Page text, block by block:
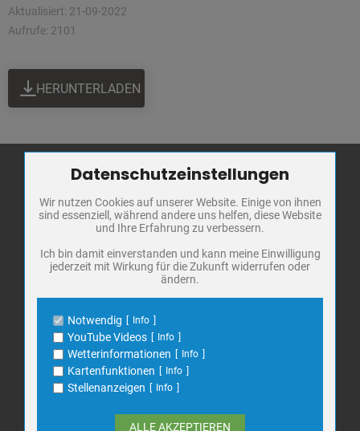
Aktualisiert: 21-09-2022
Aufrufe: 2101
HERUNTERLADEN
Stadt Bad
Frankenhausen
Markt 1
06567 Bad Frankenhausen
Telefon: 034671 7 20 0
E-Mail:info@bad-frankenhausen.de
Search
for:
Zum Betrieb der Seite notwendige Cookies / Drittanbieter:
Name
PHP Session Cookie
Anbieter
Eigentümer dieser Website
Schutz
Cookie Name
PHPSESSID, fe_typo_user
Name
Cookiespeicherung Entscheidungscookie
Anbieter
Eigentümer dieser Website
Zweck
Speichert die Einstellungen der Besucher
bezüglich der Speicherung von Cookies.
Cookie Name
dywc
1 Jahr
Datenschutzeinstellungen
Wir nutzen Cookies auf unserer Website. Einige von ihnen
sind essenziell, während andere uns helfen, diese Website
und Ihre Erfahrung zu verbessern.
Ich bin damit einverstanden und kann meine Einwilligung
jederzeit mit Wirkung für die Zukunft widerrufen oder
ändern.
Notwendig Info
YouTube Videos Info
Wetterinformationen Info
Kartenfunktionen Info
Stellenanzeigen Info
ALLE AKZEPTIEREN